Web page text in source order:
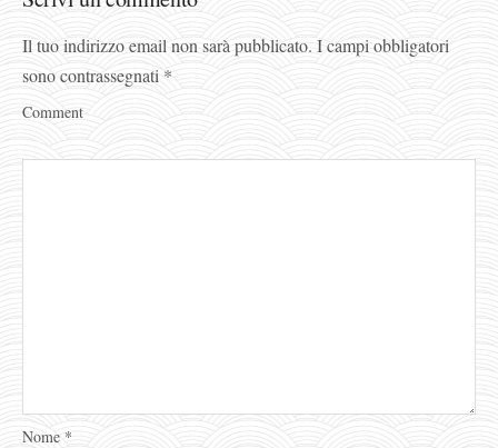
Il tuo indirizzo email non sarà pubblicato. I campi obbligatori
sono contrassegnati *
Comment
Nome *